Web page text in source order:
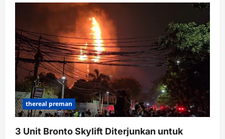
thereal preman
3 Unit Bronto Skylift Diterjunkan untuk